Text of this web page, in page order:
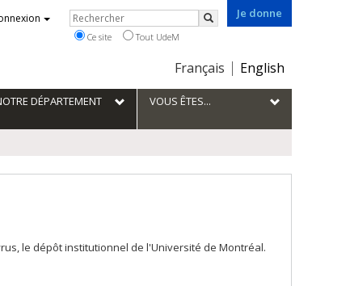
Je donne
Choix
la
langue
Français English
Rechercher
Rechercher
Ce site Tout UdeM
DÉPARTEMENT VOUS ÊTES...
le dépôt institutionnel de l'Université de Montréal.